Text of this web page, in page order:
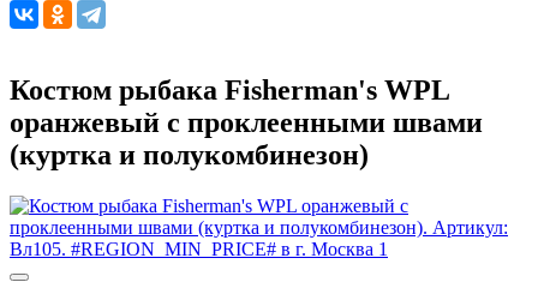
Костюм рыбака Fisherman's WPL
оранжевый с проклеенными швами
(куртка и полукомбинезон)